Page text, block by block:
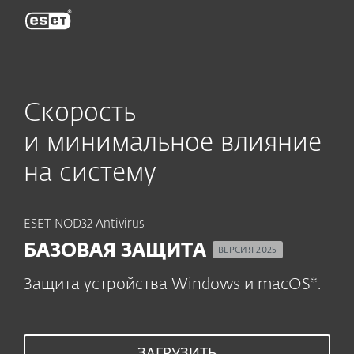
Скорость
и минимальное влияние
на систему
ESET NOD32 Antivirus
БАЗОВАЯ ЗАЩИТА ВЕРСИЯ 2025
Защита устройства Windows и macOS*.
ESET